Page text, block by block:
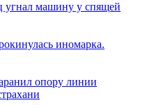
угнал машину у спящей
иномарка.
опору линии